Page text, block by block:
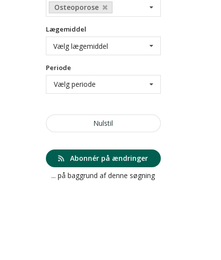
Osteoporose
Lægemiddel
Vælg lægemiddel
Periode
Vælg periode
Nulstil
Abonnér på ændringer
... på baggrund af denne søgning